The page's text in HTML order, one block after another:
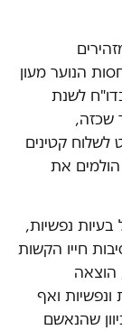
הנוער מעון
לשנת
שכזה,
קטינים
הולמים את
נפשיות,
חייו הקשות
הוצאה
ונפשיות ואף
שהנאשם